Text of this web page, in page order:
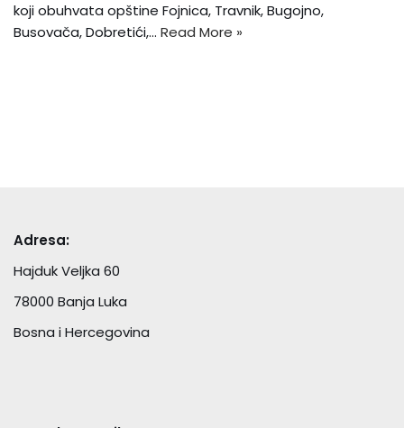
koji obuhvata opštine Fojnica, Travnik, Bugojno,
Busovača, Dobretići,… Read More »
Adresa:
Hajduk Veljka 60
78000 Banja Luka
Bosna i Hercegovina